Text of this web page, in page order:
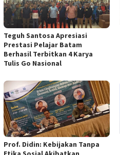
Teguh Santosa Apresiasi
Prestasi Pelajar Batam
Berhasil Terbitkan 4 Karya
Tulis Go Nasional
Prof. Didin: Kebijakan Tanpa